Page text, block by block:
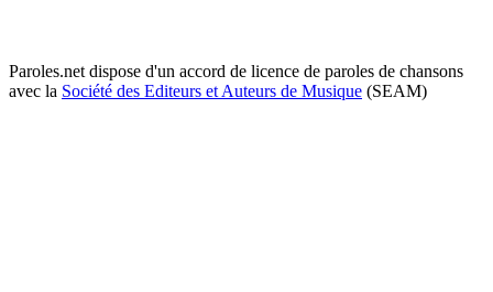
Paroles.net dispose d'un accord de licence de paroles de chansons
avec la Société des Editeurs et Auteurs de Musique (SEAM)